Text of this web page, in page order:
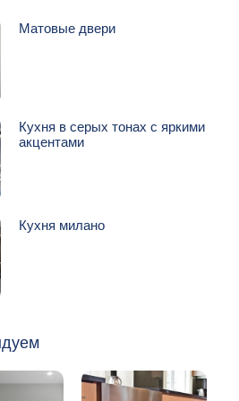
Матовые двери
Кухня в серых тонах с яркими
акцентами
Кухня милано